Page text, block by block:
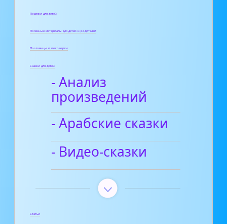
Поделки для детей
Полезные материалы для детей и родителей
Пословицы и поговорки
Сказки для детей
- Анализ
произведений
- Арабские сказки
- Видео-сказки
Статьи